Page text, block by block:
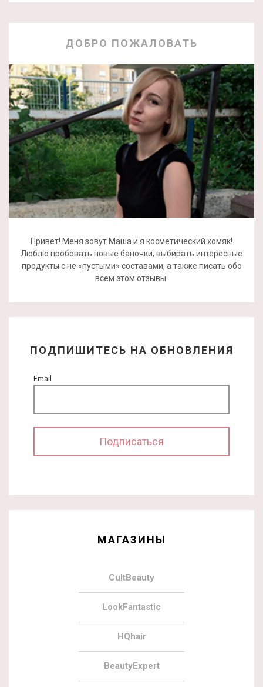
ДОБРО ПОЖАЛОВАТЬ
Привет! Меня зовут Маша и я косметический хомяк!
Люблю пробовать новые баночки, выбирать интересные
продукты с не «пустыми» составами, а также писать обо
всем этом отзывы.
ПОДПИШИТЕСЬ НА ОБНОВЛЕНИЯ
Email
МАГАЗИНЫ
CultBeauty
LookFantastic
HQhair
BeautyExpert